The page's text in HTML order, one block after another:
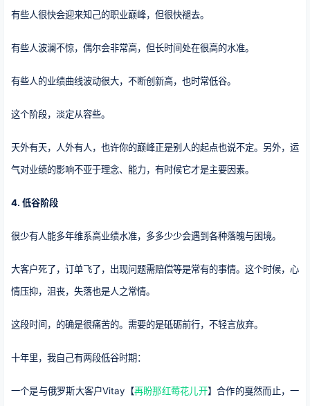
有些人很快会迎来知己的职业巅峰，但很快褪去。
有些人波澜不惊，偶尔会非常高，但长时间处在很高的水准。
有些人的业绩曲线波动很大，不断创新高，也时常低谷。
这个阶段，淡定从容些。
天外有天，人外有人，也许你的巅峰正是别人的起点也说不定。另外，运
气对业绩的影响不亚于理念、能力，有时候它才是主要因素。
4. 低谷阶段
很少有人能多年维系高业绩水准，多多少少会遇到各种落魄与困境。
大客户死了，订单飞了，出现问题需赔偿等是常有的事情。这个时候，心
情压抑，沮丧，失落也是人之常情。
这段时间，的确是很痛苦的。需要的是砥砺前行，不轻言放弃。
十年里，我自己有两段低谷时期：
一个是与俄罗斯大客户Vitay【再盼那红莓花儿开】合作的戛然而止，一